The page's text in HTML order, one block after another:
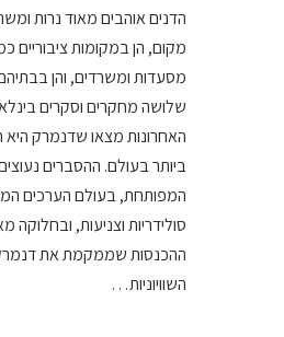
הדנים אוהבים מאוד נרות
מקום, הן במקומות ציבוריים
מסעדות ומשרדים, והן
שלושה מחקרים וסקרים
האחרונות מצאו שדנמרק
ביותר בעולם. ההסברים
המפותחת, בעולם הערכים
סולידריות וצניעות, ובחלוקה
ההכנסות שממקמת את
השוויוניות…